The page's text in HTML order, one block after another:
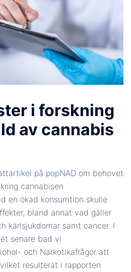
i forskning
av cannabis
på popNAD om behovet
cannabisen
en ökad konsumtion skulle
bland annat vad gäller
kärlsjukdomar samt cancer. I
senare bad vi
och Narkotikafrågor att
resulterat i rapporten